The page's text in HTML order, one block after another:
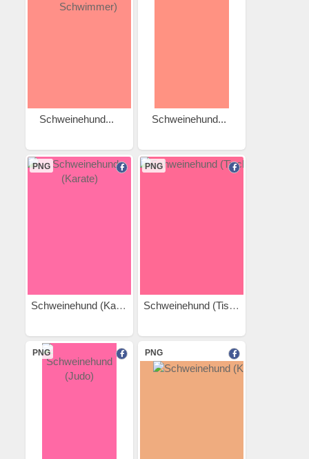
Schweinehund... Schweinehund...
PNG
Schweinehund (Karate)
PNG
Schweinehund (Tischtennis)
PNG PNG